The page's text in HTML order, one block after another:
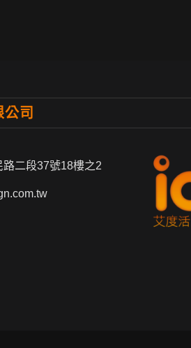
司
二段37號18樓之2